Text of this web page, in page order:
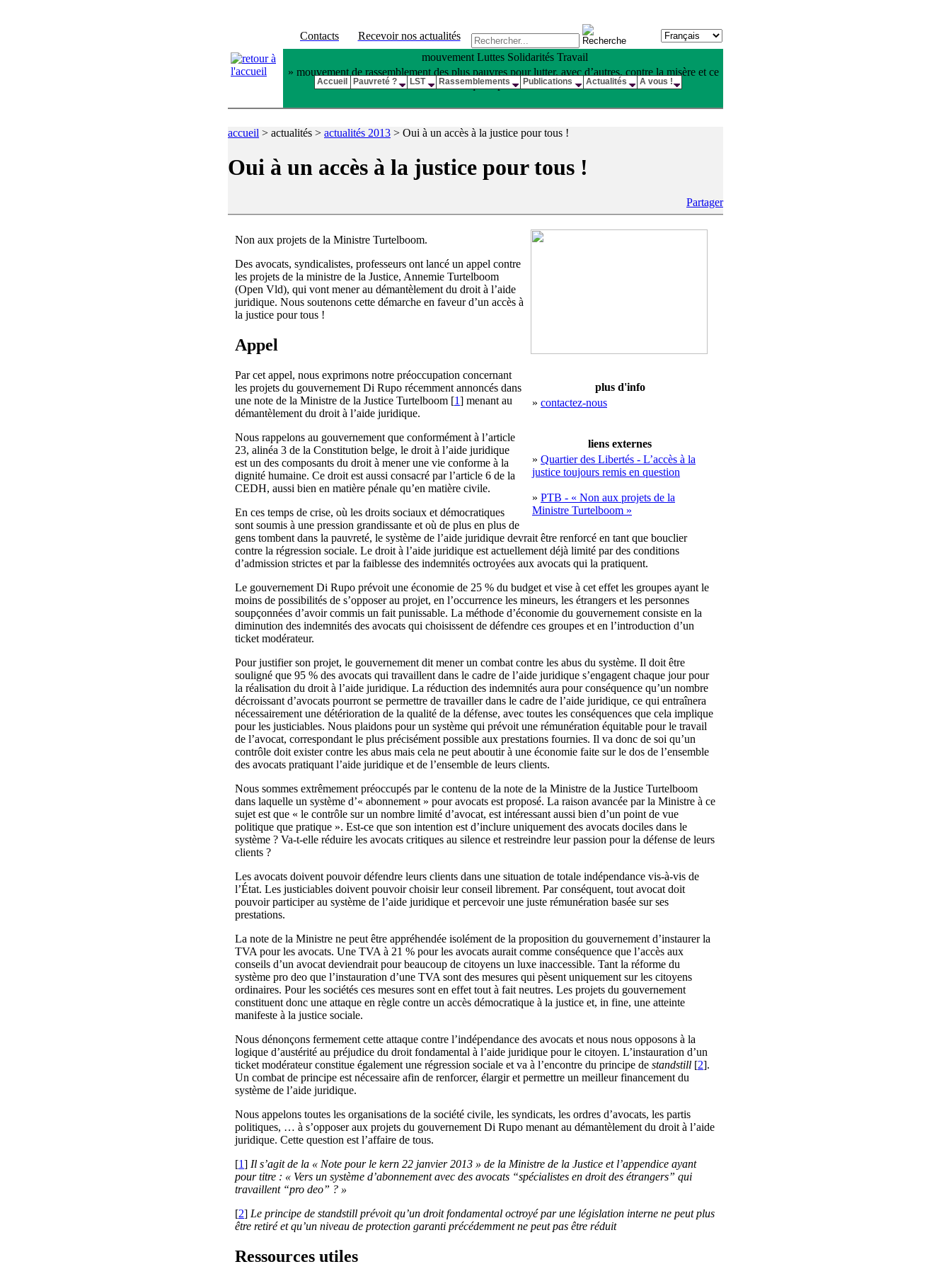
Contacts
Recevoir nos actualités
mouvement Luttes Solidarités Travail
» mouvement de rassemblement des plus pauvres pour lutter, avec d’autres, contre la misère et ce
qui la produit •
accueil > actualités > actualités 2013 > Oui à un accès à la justice pour tous !
Oui à un accès à la justice pour tous !
Partager
plus d'info
» contactez-nous
liens externes
» Quartier des Libertés - L’accès à la
justice toujours remis en question
» PTB - « Non aux projets de la
Ministre Turtelboom »
Non aux projets de la Ministre Turtelboom.
Des avocats, syndicalistes, professeurs ont lancé un appel contre
les projets de la ministre de la Justice, Annemie Turtelboom
(Open Vld), qui vont mener au démantèlement du droit à l’aide
juridique. Nous soutenons cette démarche en faveur d’un accès à
la justice pour tous !
Appel
Par cet appel, nous exprimons notre préoccupation concernant
les projets du gouvernement Di Rupo récemment annoncés dans
une note de la Ministre de la Justice Turtelboom [1] menant au
démantèlement du droit à l’aide juridique.
Nous rappelons au gouvernement que conformément à l’article
23, alinéa 3 de la Constitution belge, le droit à l’aide juridique
est un des composants du droit à mener une vie conforme à la
dignité humaine. Ce droit est aussi consacré par l’article 6 de la
CEDH, aussi bien en matière pénale qu’en matière civile.
En ces temps de crise, où les droits sociaux et démocratiques
sont soumis à une pression grandissante et où de plus en plus de
gens tombent dans la pauvreté, le système de l’aide juridique devrait être renforcé en tant que bouclier
contre la régression sociale. Le droit à l’aide juridique est actuellement déjà limité par des conditions
d’admission strictes et par la faiblesse des indemnités octroyées aux avocats qui la pratiquent.
Le gouvernement Di Rupo prévoit une économie de 25 % du budget et vise à cet effet les groupes ayant le
moins de possibilités de s’opposer au projet, en l’occurrence les mineurs, les étrangers et les personnes
soupçonnées d’avoir commis un fait punissable. La méthode d’économie du gouvernement consiste en la
diminution des indemnités des avocats qui choisissent de défendre ces groupes et en l’introduction d’un
ticket modérateur.
Pour justifier son projet, le gouvernement dit mener un combat contre les abus du système. Il doit être
souligné que 95 % des avocats qui travaillent dans le cadre de l’aide juridique s’engagent chaque jour pour
la réalisation du droit à l’aide juridique. La réduction des indemnités aura pour conséquence qu’un nombre
décroissant d’avocats pourront se permettre de travailler dans le cadre de l’aide juridique, ce qui entraînera
nécessairement une détérioration de la qualité de la défense, avec toutes les conséquences que cela implique
pour les justiciables. Nous plaidons pour un système qui prévoit une rémunération équitable pour le travail
de l’avocat, correspondant le plus précisément possible aux prestations fournies. Il va donc de soi qu’un
contrôle doit exister contre les abus mais cela ne peut aboutir à une économie faite sur le dos de l’ensemble
des avocats pratiquant l’aide juridique et de l’ensemble de leurs clients.
Nous sommes extrêmement préoccupés par le contenu de la note de la Ministre de la Justice Turtelboom
dans laquelle un système d’« abonnement » pour avocats est proposé. La raison avancée par la Ministre à ce
sujet est que « le contrôle sur un nombre limité d’avocat, est intéressant aussi bien d’un point de vue
politique que pratique ». Est-ce que son intention est d’inclure uniquement des avocats dociles dans le
système ? Va-t-elle réduire les avocats critiques au silence et restreindre leur passion pour la défense de leurs
clients ?
Les avocats doivent pouvoir défendre leurs clients dans une situation de totale indépendance vis-à-vis de
l’État. Les justiciables doivent pouvoir choisir leur conseil librement. Par conséquent, tout avocat doit
pouvoir participer au système de l’aide juridique et percevoir une juste rémunération basée sur ses
prestations.
La note de la Ministre ne peut être appréhendée isolément de la proposition du gouvernement d’instaurer la
TVA pour les avocats. Une TVA à 21 % pour les avocats aurait comme conséquence que l’accès aux
conseils d’un avocat deviendrait pour beaucoup de citoyens un luxe inaccessible. Tant la réforme du
système pro deo que l’instauration d’une TVA sont des mesures qui pèsent uniquement sur les citoyens
ordinaires. Pour les sociétés ces mesures sont en effet tout à fait neutres. Les projets du gouvernement
constituent donc une attaque en règle contre un accès démocratique à la justice et, in fine, une atteinte
manifeste à la justice sociale.
Nous dénonçons fermement cette attaque contre l’indépendance des avocats et nous nous opposons à la
logique d’austérité au préjudice du droit fondamental à l’aide juridique pour le citoyen. L’instauration d’un
ticket modérateur constitue également une régression sociale et va à l’encontre du principe de standstill [2].
Un combat de principe est nécessaire afin de renforcer, élargir et permettre un meilleur financement du
système de l’aide juridique.
Nous appelons toutes les organisations de la société civile, les syndicats, les ordres d’avocats, les partis
politiques, … à s’opposer aux projets du gouvernement Di Rupo menant au démantèlement du droit à l’aide
juridique. Cette question est l’affaire de tous.
[1] Il s’agit de la « Note pour le kern 22 janvier 2013 » de la Ministre de la Justice et l’appendice ayant
pour titre : « Vers un système d’abonnement avec des avocats “spécialistes en droit des étrangers” qui
travaillent “pro deo” ? »
[2] Le principe de standstill prévoit qu’un droit fondamental octroyé par une législation interne ne peut plus
être retiré et qu’un niveau de protection garanti précédemment ne peut pas être réduit
Ressources utiles
Accueil Pauvreté ? LST Rassemblements Publications Actualités A vous !